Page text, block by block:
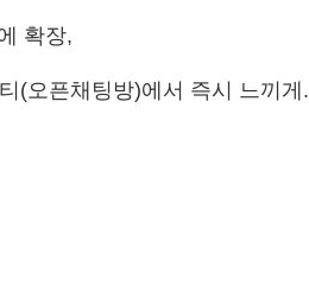
확장,
(오픈채팅방)에서 즉시 느끼게.